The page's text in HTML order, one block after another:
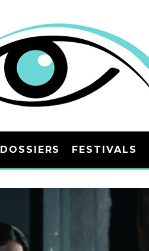
DOSSIERS FESTIVALS